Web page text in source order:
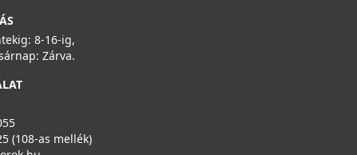
8-16-ig,
Zárva.
(108-as mellék)